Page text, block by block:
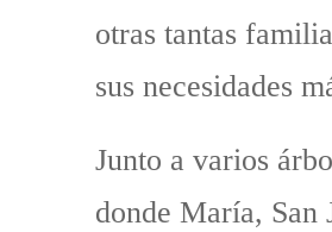
otras tantas
sus necesidades
Junto a varios
donde María, San